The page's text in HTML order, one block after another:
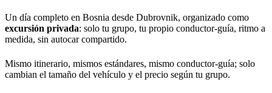
Un día completo en Bosnia desde Dubrovnik, organizado como
excursión privada: solo tu grupo, tu propio conductor-guía, ritmo a
medida, sin autocar compartido.
Mismo itinerario, mismos estándares, mismo conductor-guía; solo
cambian el tamaño del vehículo y el precio según tu grupo.